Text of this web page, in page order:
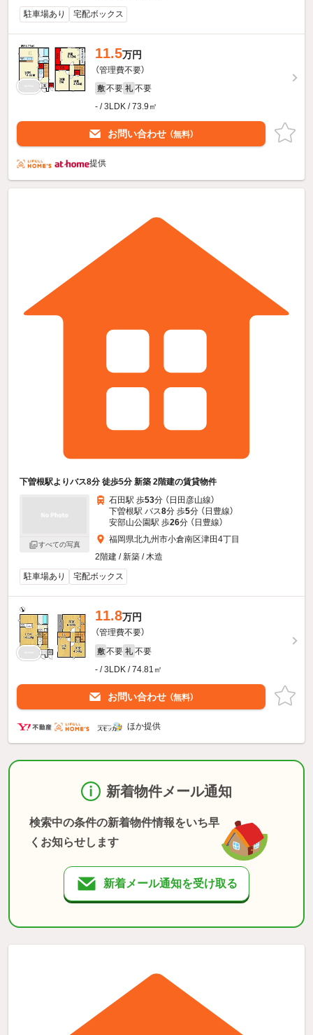
駐車場あり
宅配ボックス
11.5万円
（管理費不要）
敷 不要 礼 不要
- / 3LDK / 73.9㎡
お問い合わせ （無料）
提供
下曽根駅よりバス8分 徒歩5分 新築 2階建の賃貸物件
すべての写真
石田駅 歩53分 （日田彦山線）
下曽根駅 バス8分 歩5分 （日豊線）
安部山公園駅 歩26分 （日豊線）
福岡県北九州市小倉南区津田4丁目
2階建 / 新築 / 木造
駐車場あり
宅配ボックス
11.8万円
（管理費不要）
敷 不要 礼 不要
- / 3LDK / 74.81㎡
お問い合わせ （無料）
ほか提供
新着物件メール通知
検索中の条件の新着物件情報をいち早
くお知らせします
新着メール通知を受け取る